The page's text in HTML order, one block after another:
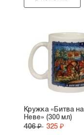
Кружка «Битва на
Неве» (300 мл)
406 ₽ 325 ₽